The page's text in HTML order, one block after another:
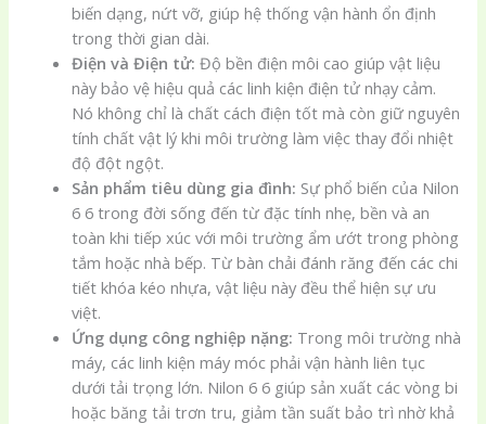
biến dạng, nứt vỡ, giúp hệ thống vận hành ổn định
trong thời gian dài.
Điện và Điện tử: Độ bền điện môi cao giúp vật liệu
này bảo vệ hiệu quả các linh kiện điện tử nhạy cảm.
Nó không chỉ là chất cách điện tốt mà còn giữ nguyên
tính chất vật lý khi môi trường làm việc thay đổi nhiệt
độ đột ngột.
Sản phẩm tiêu dùng gia đình: Sự phổ biến của Nilon
6 6 trong đời sống đến từ đặc tính nhẹ, bền và an
toàn khi tiếp xúc với môi trường ẩm ướt trong phòng
tắm hoặc nhà bếp. Từ bàn chải đánh răng đến các chi
tiết khóa kéo nhựa, vật liệu này đều thể hiện sự ưu
việt.
Ứng dụng công nghiệp nặng: Trong môi trường nhà
máy, các linh kiện máy móc phải vận hành liên tục
dưới tải trọng lớn. Nilon 6 6 giúp sản xuất các vòng bi
hoặc băng tải trơn tru, giảm tần suất bảo trì nhờ khả